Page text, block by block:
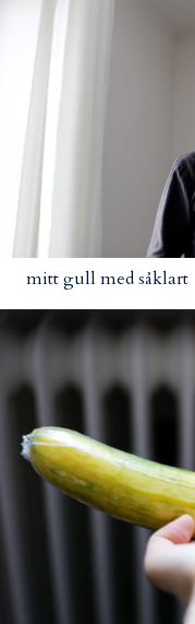
mitt gull med såklart